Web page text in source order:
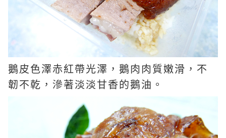
鵝皮色澤赤紅帶光澤，鵝肉肉質嫩滑，不
韌不乾，滲著淡淡甘香的鵝油。